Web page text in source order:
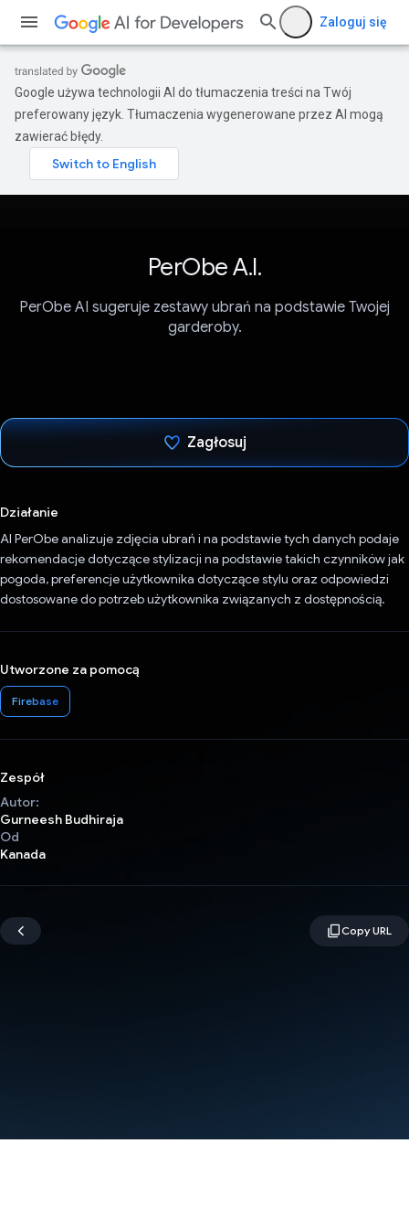
Zaloguj się
Google używa technologii AI do tłumaczenia treści na Twój
preferowany język. Tłumaczenia wygenerowane przez AI mogą
zawierać błędy.
PerObe A.I.
PerObe AI sugeruje zestawy ubrań na podstawie Twojej
garderoby.
Zagłosuj
Działanie
AI PerObe analizuje zdjęcia ubrań i na podstawie tych danych podaje
rekomendacje dotyczące stylizacji na podstawie takich czynników jak
pogoda, preferencje użytkownika dotyczące stylu oraz odpowiedzi
dostosowane do potrzeb użytkownika związanych z dostępnością.
Utworzone za pomocą
Firebase
Zespół
Autor:
Gurneesh Budhiraja
Od
Kanada